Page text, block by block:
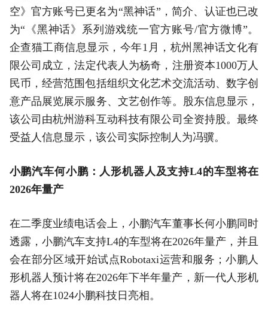
空》官方账号已更名为“黑神话”，简介、认证也已改
为“《黑神话》系列游戏统一官方账号/官方微博”。
企查猫工商信息显示，今年1月，杭州黑神话文化有
限公司成立，法定代表人为杨奇，注册资本1000万人
民币，经营范围包括组织文化艺术交流活动、数字创
意产品展览展示服务、文艺创作等。股东信息显示，
该公司由杭州游科互动科技有限公司全资持股。最终
受益人信息显示，该公司实际控制人为冯骥。
小鹏汽车何小鹏：人形机器人及支持L4的车型将在
2026年量产
在二季度业绩电话会上，小鹏汽车董事长何小鹏同时
透露，小鹏汽车支持L4的车型将在2026年量产，并且
会在部分区域开始试点Robotaxi运营和服务；小鹏人
形机器人预计将在2026年下半年量产，新一代人形机
器人将在1024小鹏科技日亮相。